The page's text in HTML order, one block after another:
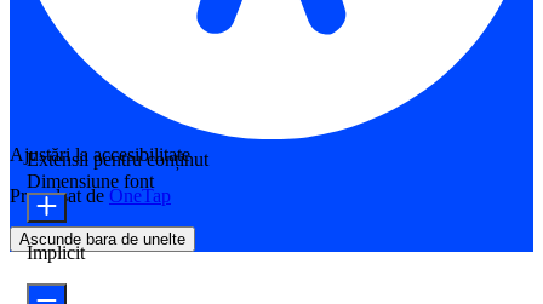
Ajustări la accesibilitate
Propulsat de OneTap
Ascunde bara de unelte
Extensii pentru conținut
Dimensiune font
Implicit